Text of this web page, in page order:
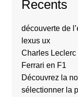
Recents
découverte de
lexus ux
Charles Leclerc
Ferrari en F1
Découvrez la
sélectionner la